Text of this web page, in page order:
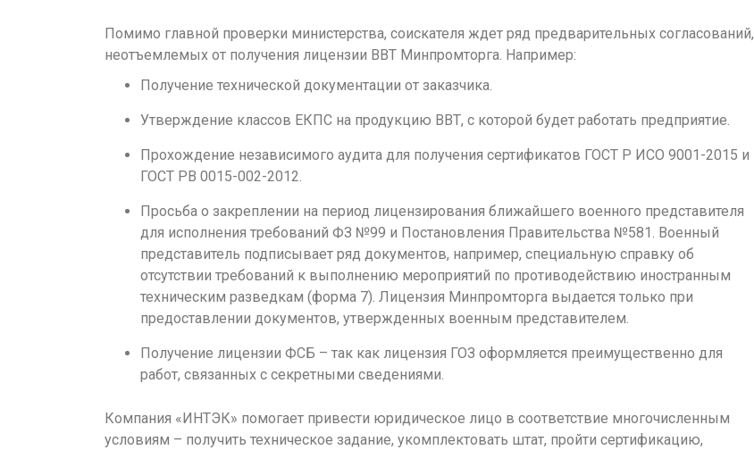
Помимо главной проверки министерства, соискателя ждет ряд предварительных согласований,
неотъемлемых от получения лицензии ВВТ Минпромторга. Например:
Получение технической документации от заказчика.
Утверждение классов ЕКПС на продукцию ВВТ, с которой будет работать предприятие.
Прохождение независимого аудита для получения сертификатов ГОСТ Р ИСО 9001-2015 и
ГОСТ РВ 0015-002-2012.
Просьба о закреплении на период лицензирования ближайшего военного представителя
для исполнения требований ФЗ №99 и Постановления Правительства №581. Военный
представитель подписывает ряд документов, например, специальную справку об
отсутствии требований к выполнению мероприятий по противодействию иностранным
техническим разведкам (форма 7). Лицензия Минпромторга выдается только при
предоставлении документов, утвержденных военным представителем.
Получение лицензии ФСБ – так как лицензия ГОЗ оформляется преимущественно для
работ, связанных с секретными сведениями.
Компания «ИНТЭК» помогает привести юридическое лицо в соответствие многочисленным
условиям – получить техническое задание, укомплектовать штат, пройти сертификацию,